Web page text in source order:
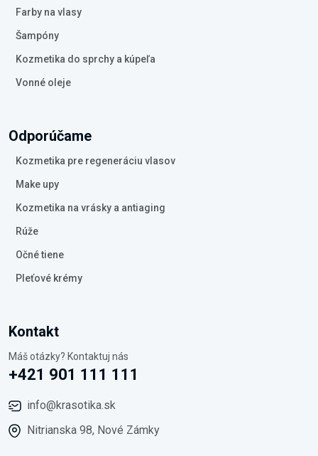
Farby na vlasy
Šampóny
Kozmetika do sprchy a kúpeľa
Vonné oleje
Odporúčame
Kozmetika pre regeneráciu vlasov
Make upy
Kozmetika na vrásky a antiaging
Rúže
Očné tiene
Pleťové krémy
Kontakt
Máš otázky? Kontaktuj nás
+421 901 111 111
info@krasotika.sk
Nitrianska 98, Nové Zámky